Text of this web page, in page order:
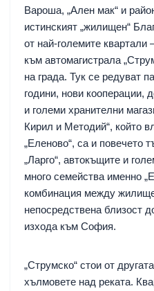
Вароша, „Ален мак“ и
истинският „жилищен“
от най-големите квартали
към автомагистрала
на града. Тук се редуват
години, нови кооперации,
и големи хранителни
Кирил и Методий“, който
„Еленово“, са и повечето
„Ларго“, автокъщите и
много семейства именно
комбинация между
непосредствена близост
изхода към София.
„Струмско“ стои от
хълмовете над реката.